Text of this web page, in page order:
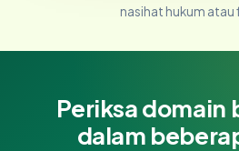
nasihat hukum atau
Periksa domain
dalam